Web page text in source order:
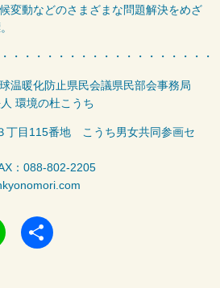
変動などのさまざまな問題解決をめざ
・・・・・・・・・・・・・・・・・・
温暖化防止県民会議県民部会事務局
杜こうち
丁目115番地 こうち男女共同参画セ
：088-802-2205